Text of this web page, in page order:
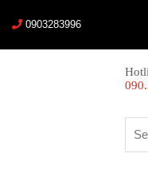
0903283996
for: